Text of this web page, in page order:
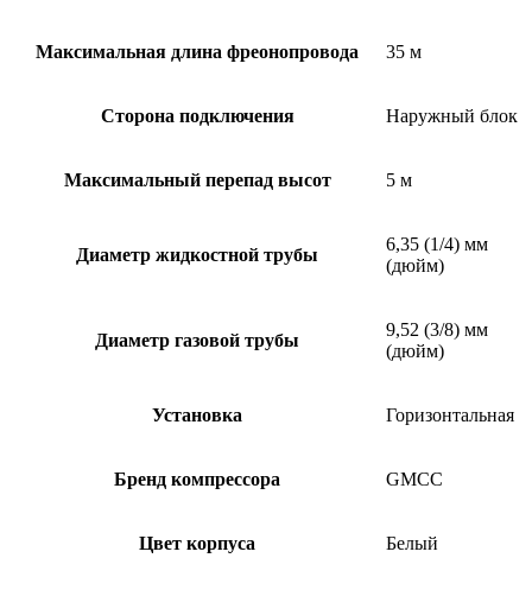
Максимальная длина фреонопровода 35 м
Сторона подключения Наружный блок
Максимальный перепад высот 5 м
Диаметр жидкостной трубы
6,35 (1/4) мм
(дюйм)
Диаметр газовой трубы
9,52 (3/8) мм
(дюйм)
Установка Горизонтальная
Бренд компрессора GMCC
Цвет корпуса Белый